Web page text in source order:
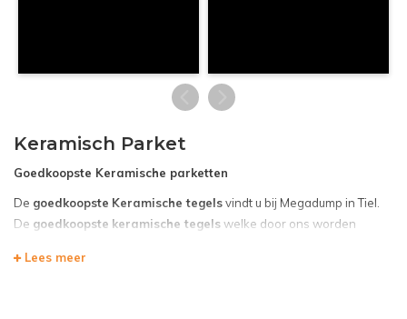
Keramisch Parket
Goedkoopste Keramische parketten
De goedkoopste Keramische tegelsvindt u bij Megadump in Tiel.
De goedkoopste keramische tegelswelke door ons worden
tegels die wij aanbieden, liggen allemaal op voorraad in ons
Lees meer